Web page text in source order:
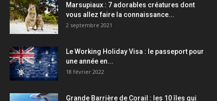
Marsupiaux : 7 adorables créatures dont
vous allez faire la connaissance...
2 septembre 2021
Le Working Holiday Visa : le passeport pour
une année en...
18 février 2022
Grande Barrière de Corail : les 10 îles qui